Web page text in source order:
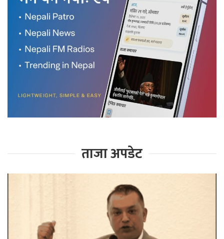
ताजा अपडेट